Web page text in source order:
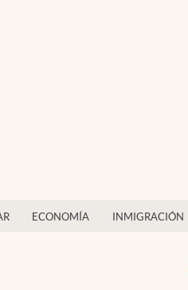
ECONOMÍA INMIGRACIÓN